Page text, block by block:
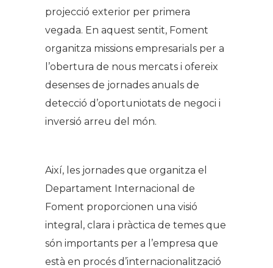
projecció exterior per primera
vegada. En aquest sentit, Foment
organitza missions empresarials per a
l’obertura de nous mercats i ofereix
desenses de jornades anuals de
detecció d’oportuniotats de negoci i
inversió arreu del món.
Així, les jornades que organitza el
Departament Internacional de
Foment proporcionen una visió
integral, clara i pràctica de temes que
són importants per a l’empresa que
està en procés d’internacionalització